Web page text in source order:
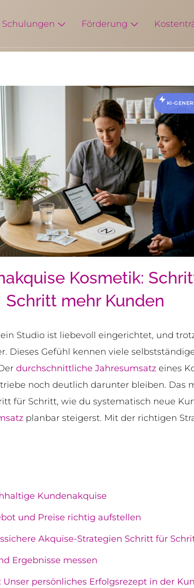
Schulungen Förderung
KI-
Kosmetik:
Schritt mehr Kunden
Studio ist liebevoll eingerichtet, und
Dieses Gefühl kennen viele
durchschnittliche Jahresumsatz eines
noch deutlich darunter bleiben. Das
für Schritt, wie du systematisch neue
planbar steigerst. Mit der richtigen
Kundenakquise
und Preise richtig aufstellen
Akquise-Strategien Schritt für
Ergebnisse messen
persönliches Erfolgsrezept in der